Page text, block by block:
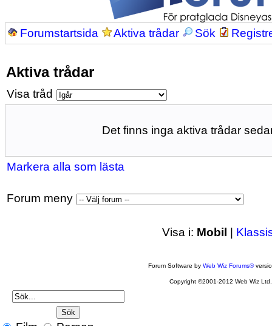
Forumstartsida Aktiva trådar Sök
Aktiva trådar
Visa tråd
Det finns inga aktiva trådar
Markera alla som lästa
Forum meny
Visa i: Mobil |
Forum Software byWeb Wiz Forums®
Copyright ©2001-2012 Web Wiz Ltd.